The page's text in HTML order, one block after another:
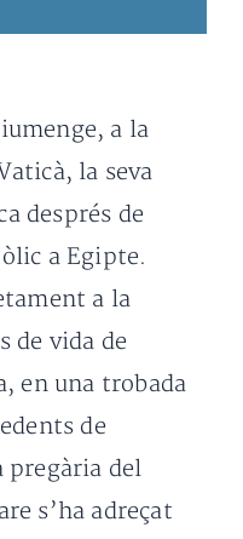
a la
la seva
després de
a Egipte.
a la
de vida de
en una trobada
de
pregària del
s’ha adreçat